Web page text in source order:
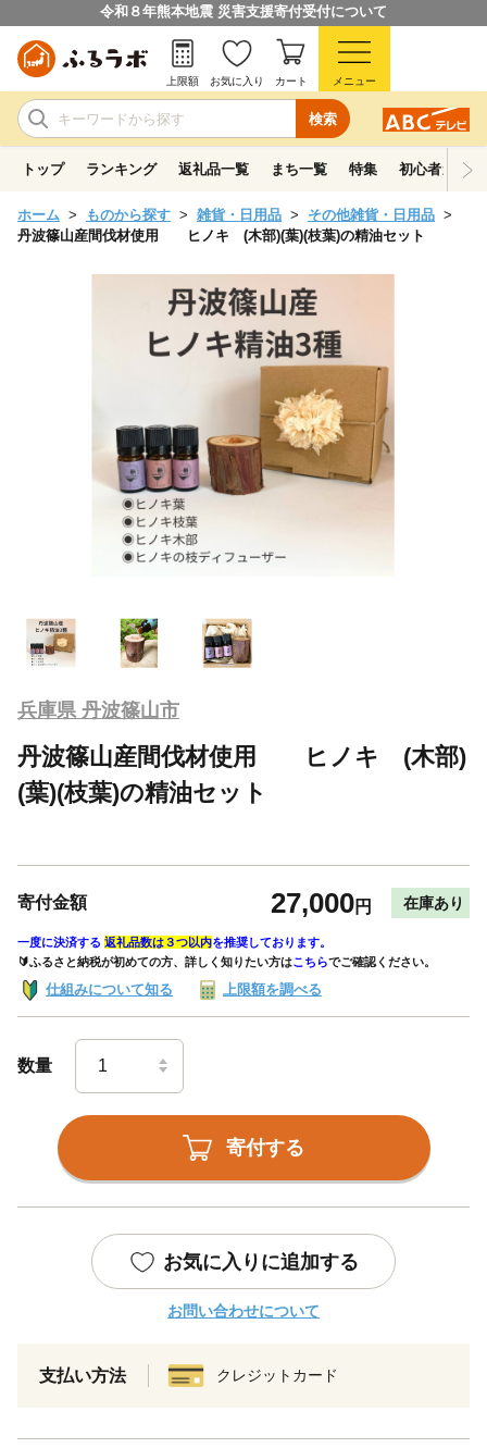
令和８年熊本地震 災害支援寄付受付について
検索
上限額 お気に入り カート メニュー
トップ ランキング 返礼品一覧 まち一覧 特集 初心者ガイド
ホーム ものから探す 雑貨・日用品
その他雑貨・日用品
丹波篠山産間伐材使用 ヒノキ (木部)(葉)(枝葉)の精油セット
兵庫県 丹波篠山市
丹波篠山産間伐材使用 ヒノキ (木部)
(葉)(枝葉)の精油セット
寄付金額 27,000円 在庫あり
一度に決済する 返礼品数は３つ以内を推奨しております。
🔰ふるさと納税が初めての方、詳しく知りたい方はこちらでご確認ください。
仕組みについて知る 上限額を調べる
数量
寄付する
お気に入りに追加する
お問い合わせについて
支払い方法 クレジットカード